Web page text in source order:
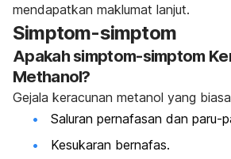
mendapatkan maklumat lanjut.
Simptom-simptom
Apakah simptom-simptom
Methanol?
Gejala keracunan metanol yang
Saluran pernafasan dan paru-
Kesukaran bernafas.